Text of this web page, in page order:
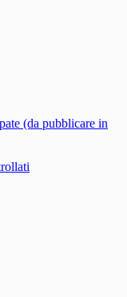
(da pubblicare in